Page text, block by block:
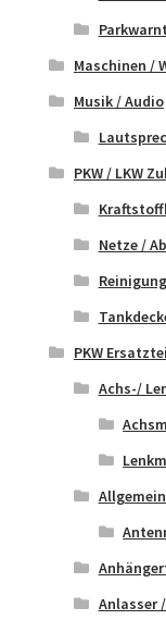
Maschinen /
Musik / Audio
PKW / LKW
Netze /
PKW
Achs-/
Anlasser